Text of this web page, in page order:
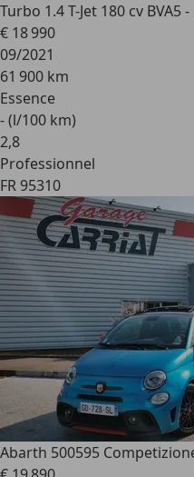
Turbo 1.4 T-Jet 180 cv BVA5 -
€ 18 990
09/2021
61 900 km
Essence
- (l/100 km)
2,8
Professionnel
FR 95310
Abarth 500595